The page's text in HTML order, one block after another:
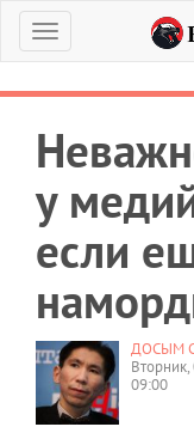
Меню
у
если
ДОСЫМ
09:00